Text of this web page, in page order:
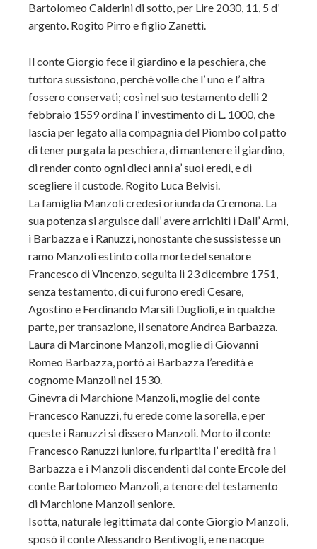
Bartolomeo Calderini di sotto, per Lire 2030, 11, 5 d’
argento. Rogito Pirro e figlio Zanetti.
Il conte Giorgio fece il giardino e la peschiera, che
tuttora sussistono, perchè volle che l’ uno e l’ altra
fossero conservati; così nel suo testamento delli 2
febbraio 1559 ordina l’ investimento di L. 1000, che
lascia per legato alla compagnia del Piombo col patto
di tener purgata la peschiera, di mantenere il giardino,
di render conto ogni dieci anni a’ suoi eredi, e di
scegliere il custode. Rogito Luca Belvisi.
La famiglia Manzoli credesi oriunda da Cremona. La
sua potenza si arguisce dall’ avere arrichiti i Dall’ Armi,
i Barbazza e i Ranuzzi, nonostante che sussistesse un
ramo Manzoli estinto colla morte del senatore
Francesco di Vincenzo, seguita li 23 dicembre 1751,
senza testamento, di cui furono eredi Cesare,
Agostino e Ferdinando Marsili Duglioli, e in qualche
parte, per transazione, il senatore Andrea Barbazza.
Laura di Marcinone Manzoli, moglie di Giovanni
Romeo Barbazza, portò ai Barbazza l’eredità e
cognome Manzoli nel 1530.
Ginevra di Marchione Manzoli, moglie del conte
Francesco Ranuzzi, fu erede come la sorella, e per
queste i Ranuzzi si dissero Manzoli. Morto il conte
Francesco Ranuzzi iuniore, fu ripartita l’ eredità fra i
Barbazza e i Manzoli discendenti dal conte Ercole del
conte Bartolomeo Manzoli, a tenore del testamento
di Marchione Manzoli seniore.
Isotta, naturale legittimata dal conte Giorgio Manzoli,
sposò il conte Alessandro Bentivogli, e ne nacque